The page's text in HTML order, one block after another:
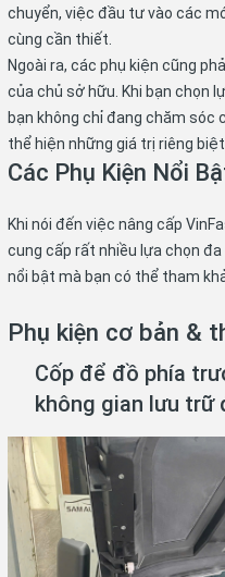
chuyển, việc đầu tư vào các
cùng cần thiết.
Ngoài ra, các phụ kiện cũng
của chủ sở hữu. Khi bạn chọn
bạn không chỉ đang chăm sóc
thể hiện những giá trị riêng biệt
Các Phụ Kiện Nổi
Khi nói đến việc nâng cấp
cung cấp rất nhiều lựa chọn
nổi bật mà bạn có thể tham
Phụ kiện cơ bản &
Cốp để đồ phía
không gian lưu trữ